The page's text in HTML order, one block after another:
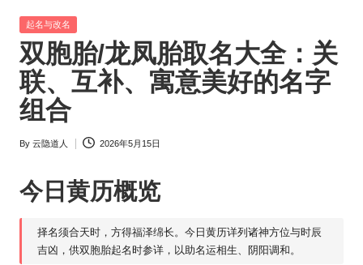
农
历
阴
历
查
询
Posted
起名与改名
双胞胎/龙凤胎取名大全：关
联、互补、寓意美好的名字
组合
Posted
By 云隐道人 2026年5月15日
今日 黄历概览
择名须合天时，方得福泽绵长。今日黄历详列诸神方位与时辰
吉凶，供双胞胎起名时参详，以助名运相生、阴阳调和。